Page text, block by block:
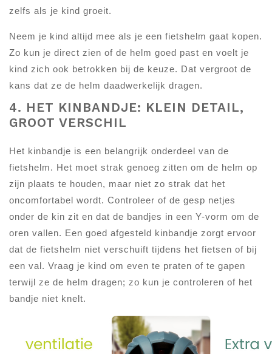
zelfs als je kind groeit.
Neem je kind altijd mee als je een fietshelm gaat kopen.
Zo kun je direct zien of de helm goed past en voelt je
kind zich ook betrokken bij de keuze. Dat vergroot de
kans dat ze de helm daadwerkelijk dragen.
4. HET KINBANDJE: KLEIN DETAIL,
GROOT VERSCHIL
Het kinbandje is een belangrijk onderdeel van de
fietshelm. Het moet strak genoeg zitten om de helm op
zijn plaats te houden, maar niet zo strak dat het
oncomfortabel wordt. Controleer of de gesp netjes
onder de kin zit en dat de bandjes in een Y-vorm om de
oren vallen. Een goed afgesteld kinbandje zorgt ervoor
dat de fietshelm niet verschuift tijdens het fietsen of bij
een val. Vraag je kind om even te praten of te gapen
terwijl ze de helm dragen; zo kun je controleren of het
bandje niet knelt.